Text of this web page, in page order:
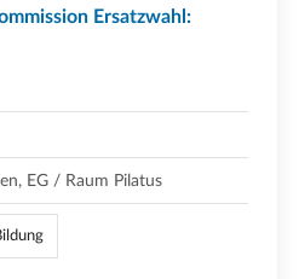
Ersatzwahl:
EG / Raum Pilatus